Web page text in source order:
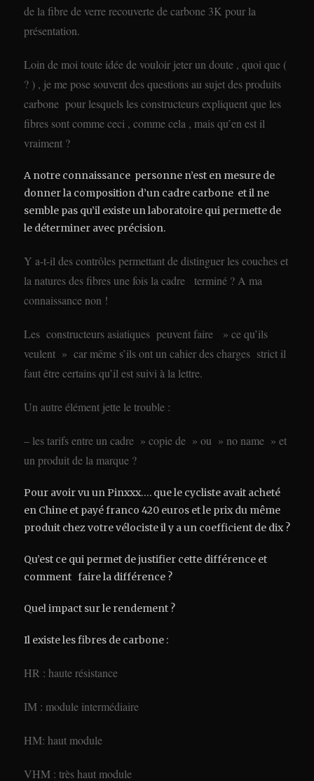
de la fibre de verre recouverte de carbone 3K pour la
présentation.
Loin de moi toute idée de vouloir jeter un doute , quoi que (
? ) , je me pose souvent des questions au sujet des produits
carbone pour lesquels les constructeurs expliquent que les
fibres sont comme ceci , comme cela , mais qu’en est il
vraiment ?
A notre connaissance personne n’est en mesure de
donner la composition d’un cadre carbone et il ne
semble pas qu’il existe un laboratoire qui permette de
le déterminer avec précision.
Y a-t-il des contrôles permettant de distinguer les couches et
la natures des fibres une fois la cadre terminé ? A ma
connaissance non !
Les constructeurs asiatiques peuvent faire » ce qu’ils
veulent » car même s’ils ont un cahier des charges strict il
faut être certains qu’il est suivi à la lettre.
Un autre élément jette le trouble :
– les tarifs entre un cadre » copie de » ou » no name » et
un produit de la marque ?
Pour avoir vu un Pinxxx…. que le cycliste avait acheté
en Chine et payé franco 420 euros et le prix du même
produit chez votre vélociste il y a un coefficient de dix ?
Qu’est ce qui permet de justifier cette différence et
comment faire la différence ?
Quel impact sur le rendement ?
Il existe les fibres de carbone :
HR : haute résistance
IM : module intermédiaire
HM: haut module
VHM : très haut module